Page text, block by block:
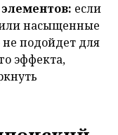
если
насыщенные
подойдет для
эффекта,